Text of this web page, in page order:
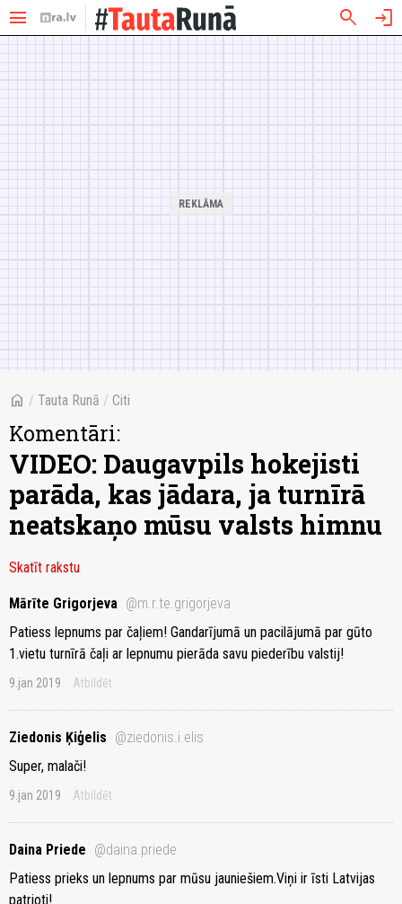
menu search login
home / Tauta Runā / Citi
Komentāri:
VIDEO: Daugavpils hokejisti
parāda, kas jādara, ja turnīrā
neatskaņo mūsu valsts himnu
Skatīt rakstu
Mārīte Grigorjeva @m.r.te.grigorjeva
Patiess lepnums par čaļiem! Gandarījumā un pacilājumā par gūto
1.vietu turnīrā čaļi ar lepnumu pierāda savu piederību valstij!
9.jan 2019 Atbildēt
Ziedonis Ķiģelis @ziedonis.i.elis
Super, malači!
9.jan 2019 Atbildēt
Daina Priede @daina.priede
Patiess prieks un lepnums par mūsu jauniešiem.Viņi ir īsti Latvijas
patrioti!